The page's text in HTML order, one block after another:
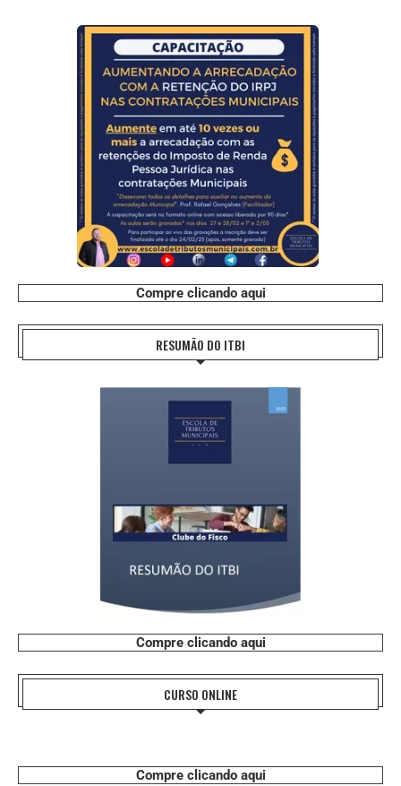
Compre clicando aqui
RESUMÃO DO ITBI
Compre clicando aqui
CURSO ONLINE
Compre clicando aqui